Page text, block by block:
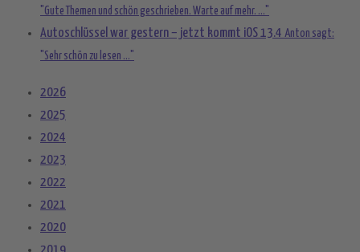
"Gute Themen und schön geschrieben. Warte auf mehr. ..."
Autoschlüssel war gestern – jetzt kommt iOS 13.4 Anton sagt:
"Sehr schön zu lesen ..."
2026
2025
2024
2023
2022
2021
2020